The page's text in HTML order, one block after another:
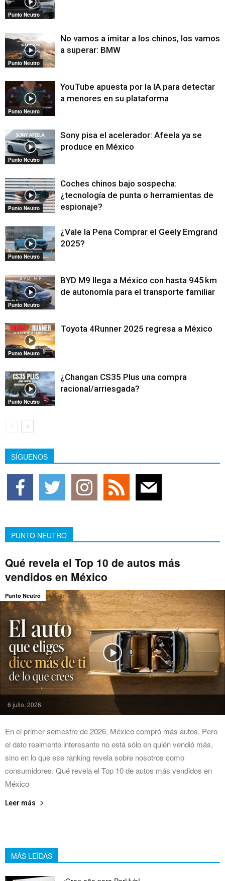
Punto Neutro
Punto Neutro
No vamos a imitar a los chinos, los vamos
a superar: BMW
Punto Neutro
YouTube apuesta por la IA para detectar
a menores en su plataforma
Punto Neutro
Sony pisa el acelerador: Afeela ya se
produce en México
Punto Neutro
Coches chinos bajo sospecha:
¿tecnología de punta o herramientas de
espionaje?
Punto Neutro
¿Vale la Pena Comprar el Geely Emgrand
2025?
Punto Neutro
BYD M9 llega a México con hasta 945 km
de autonomía para el transporte familiar
Punto Neutro
Toyota 4Runner 2025 regresa a México
Punto Neutro
¿Changan CS35 Plus una compra
racional/arriesgada?
SÍGUENOS
PUNTO NEUTRO
Qué revela el Top 10 de autos más
vendidos en México
6 julio, 2026
Punto Neutro
En el primer semestre de 2026, México compró más autos. Pero
el dato realmente interesante no está sólo en quién vendió más,
sino en lo que ese ranking revela sobre nosotros como
consumidores. Qué revela el Top 10 de autos más vendidos en
México
Leer más
MÁS LEÍDAS